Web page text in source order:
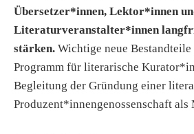
Übersetzer*innen, Lektor*innen
Literaturveranstalter*innen
stärken. Wichtige neue
Programm für literarische
Begleitung der Gründung einer
Produzent*innengenossenschaft